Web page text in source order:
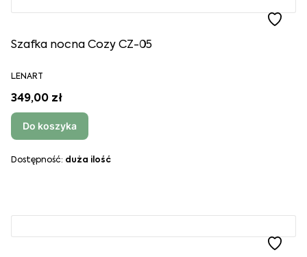
Szafka nocna Cozy CZ-05
LENART
349,00 zł
Do koszyka
Dostępność: duża ilość